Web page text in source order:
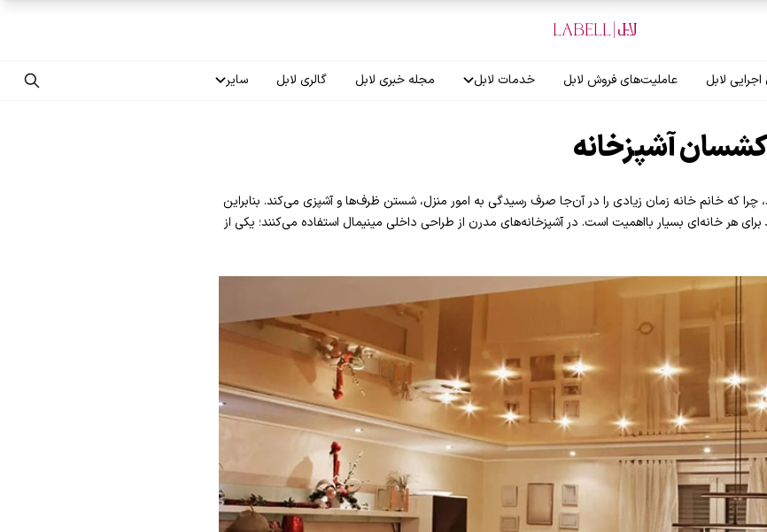
لابل عاملیت‌های فروش لابل خدمات لابل مجله خبری لابل گالری لابل سایر
سوالات متداول
آشپزخانه
چرا که خانم خانه زمان زیادی را در آن‌جا صرف رسیدگی به امور منزل، شستن ظرف‌ها و آشپزی می‌کند. بنابراین
هر خانه‌ای بسیار بااهمیت است. در آشپزخانه‌های مدرن از طراحی داخلی مینیمال استفاده می‌کنند؛ یکی از